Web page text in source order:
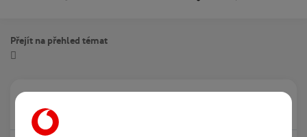
Přejít na přehled témat
Právě prohlíží tuto stránku